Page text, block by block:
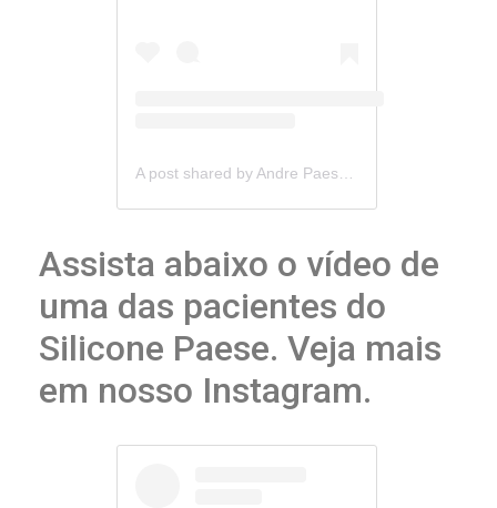
Assista abaixo o vídeo de
uma das pacientes do
Silicone Paese. Veja mais
em nosso Instagram.